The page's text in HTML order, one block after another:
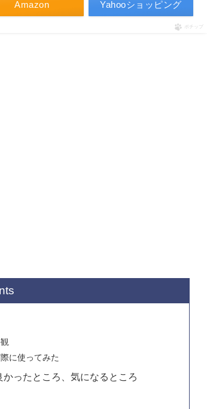
Amazon Yahooショッピング
ポチップ
に使ってみた
ったところ、気になるところ